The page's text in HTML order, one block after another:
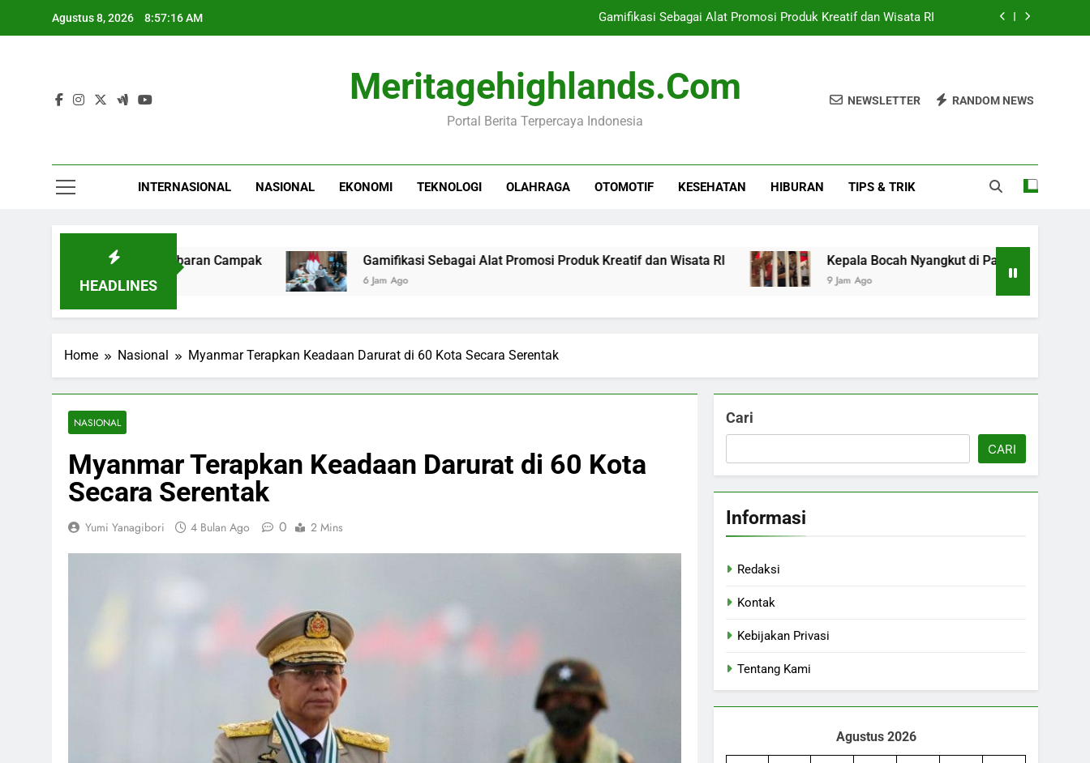
Agustus 8, 2026 8:57:17 AM Gamifikasi Sebagai Alat Promosi Produk Kreatif dan Wisata RI
Krisis Migran di Ceuta: Spanyol Siap Sanksi Italia
Waspada! Universal Studios Hollywood Terkait Penyebaran Campak
Kepala Bocah Nyangkut di Pagar Stadion saat Nonton Timnas Indonesia
Meritagehighlands.com
Portal Berita Terpercaya Indonesia
NEWSLETTER RANDOM NEWS
INTERNASIONAL NASIONAL EKONOMI TEKNOLOGI OLAHRAGA OTOMOTIF KESEHATAN HIBURAN TIPS & TRIK
HEADLINES
Terkait Penyebaran Campak Gamifikasi Sebagai Alat Promosi Produk Kreatif dan Wisata RI
6 Jam Ago
Kepala Bocah Nyangkut di Pagar Stadion saat Nonton
9 Jam Ago
Home Nasional Myanmar Terapkan Keadaan Darurat di 60 Kota Secara Serentak
NASIONAL
Myanmar Terapkan Keadaan Darurat di 60 Kota
Secara Serentak
Yumi Yanagibori 4 Bulan Ago 0 2 Mins
Cari
CARI
Informasi
Redaksi
Kontak
Kebijakan Privasi
Tentang Kami
Agustus 2026